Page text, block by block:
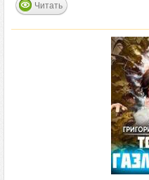
Читать